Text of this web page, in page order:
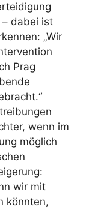
– dabei ist
„Wir
Prag
wenn im
möglich
wir mit
könnten,